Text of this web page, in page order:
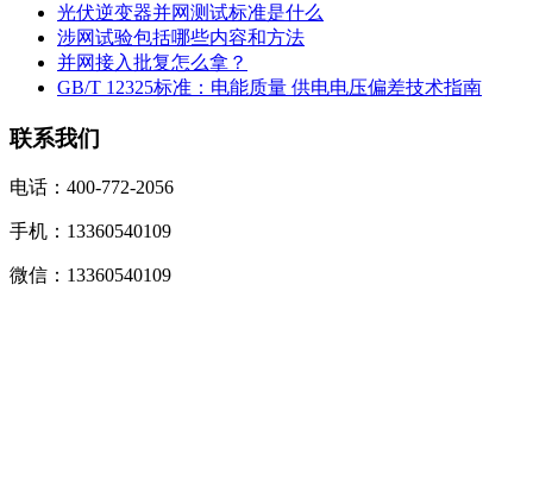
光伏逆变器并网测试标准是什么
涉网试验包括哪些内容和方法
并网接入批复怎么拿？
GB/T 12325标准：电能质量 供电电压偏差技术指南
联系我们
电话：400-772-2056
手机：13360540109
微信：13360540109